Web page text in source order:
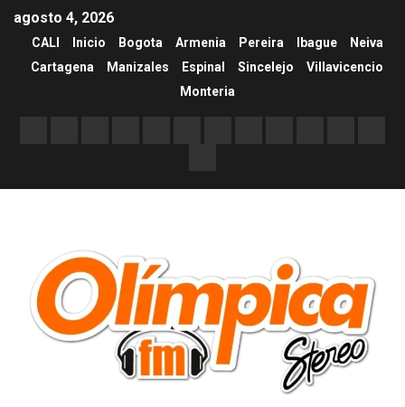
agosto 4, 2026
CALI Inicio Bogota Armenia Pereira Ibague
Neiva
Cartagena
Manizales Espinal Sincelejo
Villavicencio
Monteria